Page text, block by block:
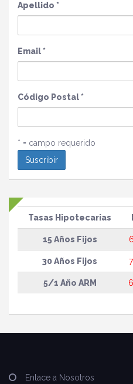
Apellido *
Email*
Código Postal*
* = campo requerido
Tasas Hipotecarias
15 Años Fijos
30 Años Fijos
5/1 Año ARM
Enlace a Nosotros